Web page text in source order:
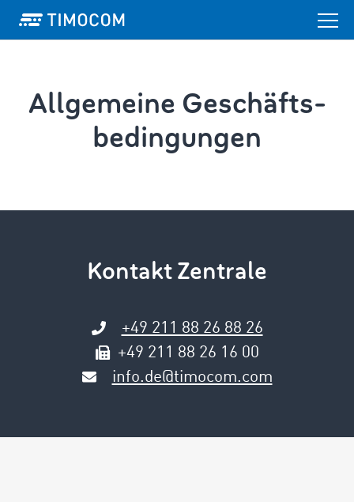
Allgemeine Geschäfts­
bedingungen
Kontakt Zentrale
+49 211 88 26 88 26
+49 211 88 26 16 00
info.de@timocom.com